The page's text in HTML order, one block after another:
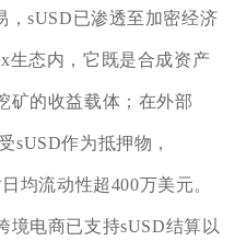
，sUSD已渗透至加密经济
生态内，它既是合成资产
矿的收益载体；在外部
sUSD作为抵押物，
均流动性超400万美元。
境电商已支持sUSD结算以